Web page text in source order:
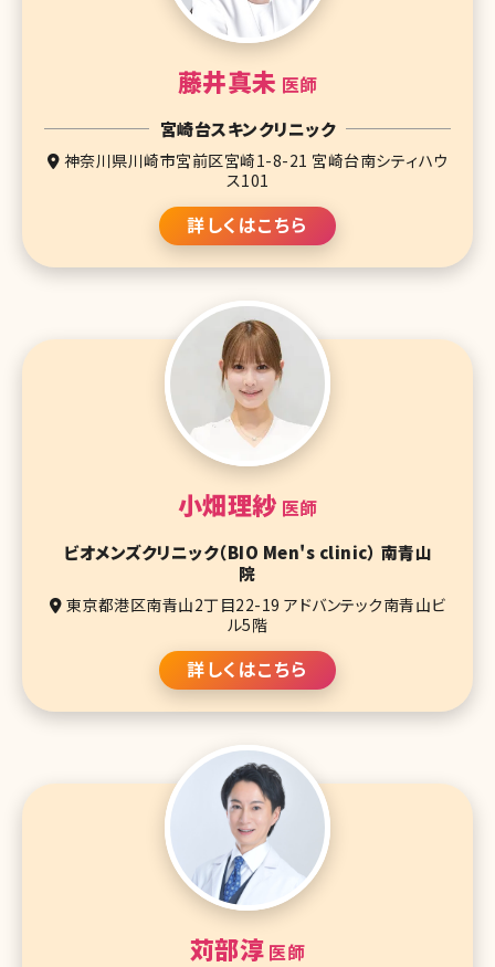
藤井真未 医師
宮崎台スキンクリニック
神奈川県川崎市宮前区宮崎1-8-21 宮崎台南シティハウ
ス101
詳しくはこちら
小畑理紗 医師
ビオメンズクリニック（BIO Men's clinic） 南青山
院
東京都港区南青山2丁目22-19 アドバンテック南青山ビ
ル5階
詳しくはこちら
苅部淳 医師